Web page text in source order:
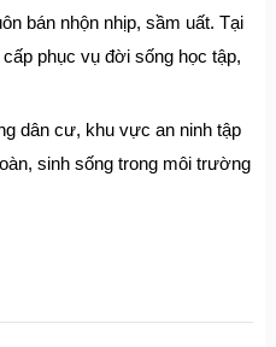
bán nhộn nhịp, sầm uất. Tại
phục vụ đời sống học tập,
dân cư, khu vực an ninh tập
sinh sống trong môi trường